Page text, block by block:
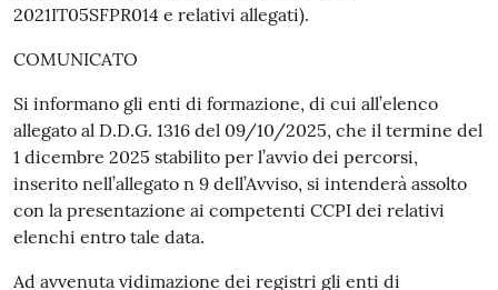
2021IT05SFPR014 e relativi allegati).
COMUNICATO
Si informano gli enti di formazione, di cui all’elenco
allegato al D.D.G. 1316 del 09/10/2025, che il termine del
1 dicembre 2025 stabilito per l’avvio dei percorsi,
inserito nell’allegato n 9 dell’Avviso, si intenderà assolto
con la presentazione ai competenti CCPI dei relativi
elenchi entro tale data.
Ad avvenuta vidimazione dei registri gli enti di